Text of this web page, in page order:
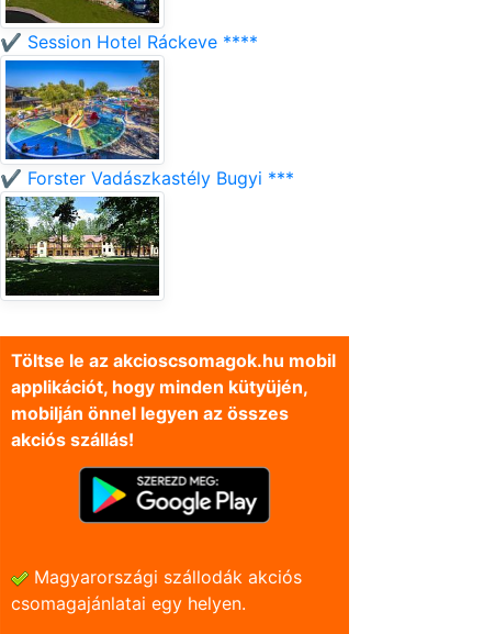
✔️ Session Hotel Ráckeve ****
✔️ Forster Vadászkastély Bugyi ***
Töltse le az akcioscsomagok.hu mobil
applikációt, hogy minden kütyüjén,
mobilján önnel legyen az összes
akciós szállás!
Magyarországi szállodák akciós
csomagajánlatai egy helyen.